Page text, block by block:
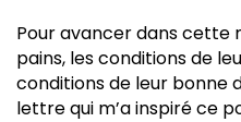
Pour avancer dans cette
pains, les conditions de
conditions de leur bonne
lettre qui m’a inspiré ce